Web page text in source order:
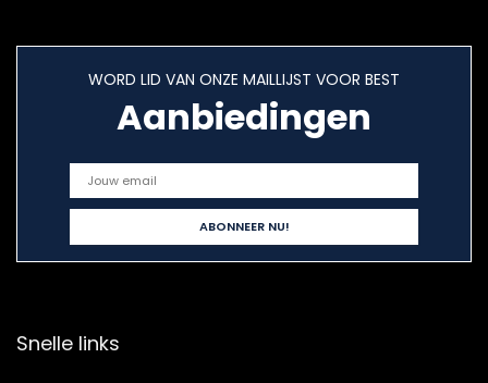
WORD LID VAN ONZE MAILLIJST VOOR BEST
Aanbiedingen
Snelle links